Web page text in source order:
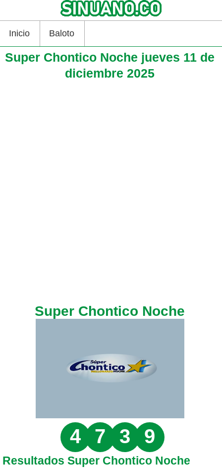
Inicio Baloto
Super Chontico Noche jueves 11 de
diciembre 2025
Super Chontico Noche
4 7 3 9
Resultados Super Chontico Noche